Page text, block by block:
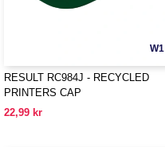
W1
RESULT RC984J - RECYCLED
PRINTERS CAP
22,99 kr